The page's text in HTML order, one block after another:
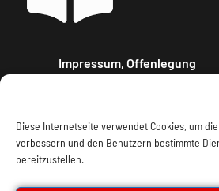
Diese Internetseite verwendet Cookies, um
verbessern und den Benutzern bestimmte
bereitzustellen.
Impressum, Offenlegung